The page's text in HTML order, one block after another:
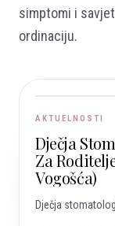
simptomi i
ordinaciju.
AKTUELNOSTI
Dječja
Za
Vogošća)
Dječja